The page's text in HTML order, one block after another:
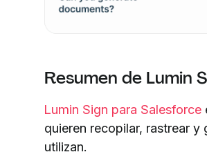
Resumen de Lumin
Lumin Sign para Salesforce
quieren recopilar, rastrear
utilizan.